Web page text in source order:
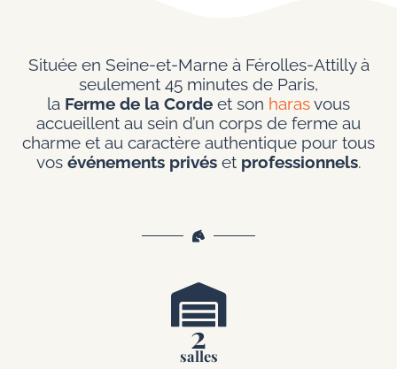
Située en Seine-et-Marne à Férolles-Attilly à
seulement 45 minutes de Paris,
la Ferme de la Corde et son harasvous
accueillent au sein d’un corps de ferme au
charme et au caractère authentique pour tous
vos événements privéset professionnels.
2
salles